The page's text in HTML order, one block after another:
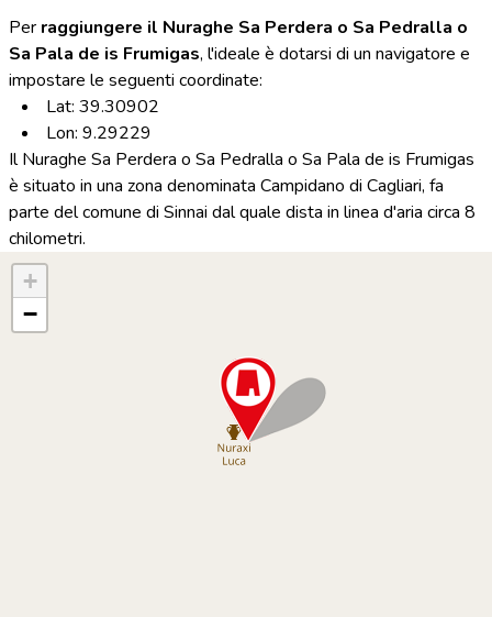
Per raggiungere il Nuraghe Sa Perdera o Sa Pedralla o
Sa Pala de is Frumigas, l'ideale è dotarsi di un navigatore e
impostare le seguenti coordinate:
Lat: 39.30902
Lon: 9.29229
Il Nuraghe Sa Perdera o Sa Pedralla o Sa Pala de is Frumigas
è situato in una zona denominata Campidano di Cagliari, fa
parte del comune di Sinnai dal quale dista in linea d'aria circa 8
chilometri.
+
−